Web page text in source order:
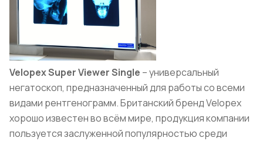
Velopex Super Viewer Single – универсальный
негатоскоп, предназначенный для работы со всеми
видами рентгенограмм. Британский бренд Velopex
хорошо известен во всём мире, продукция компании
пользуется заслуженной популярностью среди